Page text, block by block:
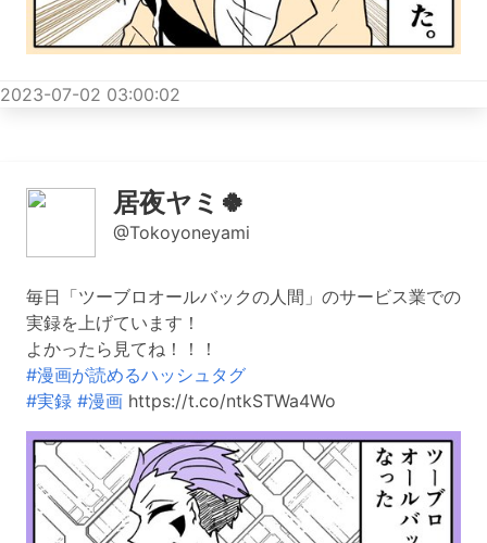
2023-07-02 03:00:02
居夜ヤミ🍀
@Tokoyoneyami
毎日「ツーブロオールバックの人間」のサービス業での
実録を上げています！
よかったら見てね！！！
#漫画が読めるハッシュタグ
#実録 #漫画 https://t.co/ntkSTWa4Wo